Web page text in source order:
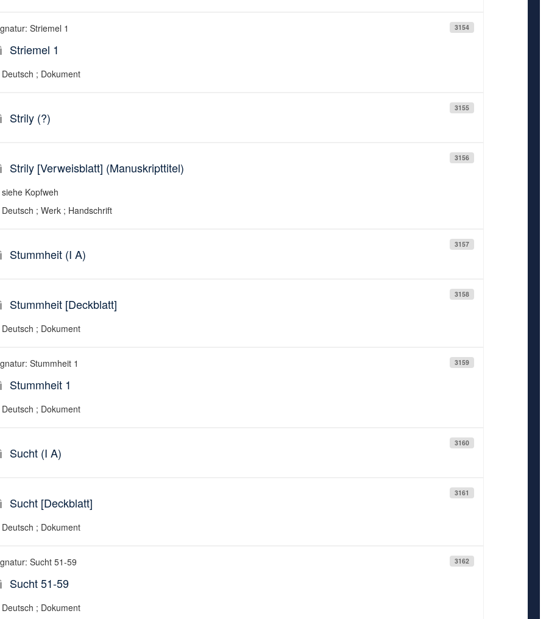
3154
Striemel 1
Striemel 1
Deutsch ; Dokument
3155
Strily (?)
3156
Strily [Verweisblatt] (Manuskripttitel)
siehe Kopfweh
Deutsch ; Werk ; Handschrift
3157
Stummheit (I A)
3158
Stummheit [Deckblatt]
Deutsch ; Dokument
3159
Stummheit 1
Stummheit 1
Deutsch ; Dokument
3160
Sucht (I A)
3161
Sucht [Deckblatt]
Deutsch ; Dokument
3162
Sucht 51-59
Sucht 51-59
Deutsch ; Dokument